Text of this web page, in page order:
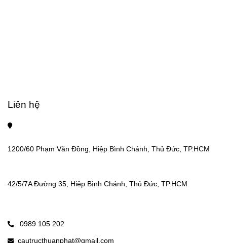
Liên hệ
1200/60 Phạm Văn Đồng, Hiệp Bình Chánh, Thủ Đức, TP.HCM
42/5/7A Đường 35, Hiệp Bình Chánh, Thủ Đức, TP.HCM
0989 105 202
cautructhuanphat@gmail.com